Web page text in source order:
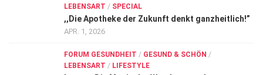
LEBENSART / SPECIAL
,,Die Apotheke der Zukunft denkt ganzheitlich!”
APR. 1, 2026
FORUM GESUNDHEIT / GESUND & SCHÖN /
LEBENSART / LIFESTYLE